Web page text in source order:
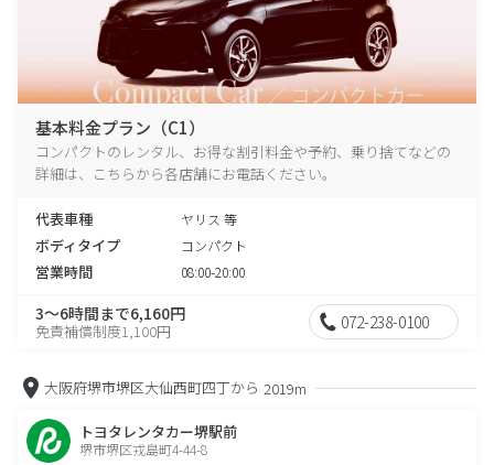
基本料金プラン（C1）
コンパクトのレンタル、お得な割引料金や予約、乗り捨てなどの
詳細は、こちらから各店舗にお電話ください。
代表車種 ヤリス 等
ボディタイプ コンパクト
営業時間 08:00-20:00
3～6時間まで6,160円
免責補償制度1,100円 072-238-0100
大阪府堺市堺区大仙西町四丁から 2019m
トヨタレンタカー堺駅前
堺市堺区戎島町4-44-8